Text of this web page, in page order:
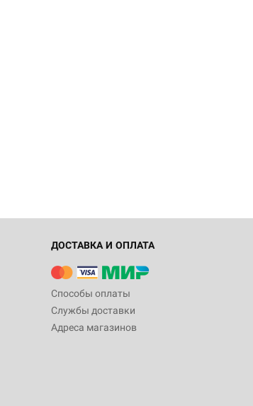
ДОСТАВКА И ОПЛАТА
Способы оплаты
Службы доставки
Адреса магазинов